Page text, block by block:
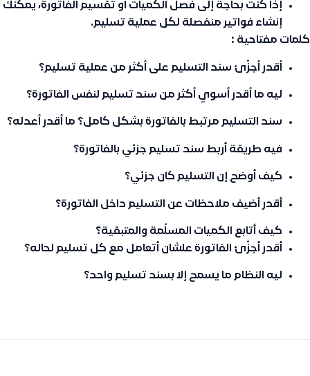
إذا كنت بحاجة إلى فصل الكميات أو تقسيم الفاتورة، يمكنك
إنشاء فواتير منفصلة لكل عملية تسليم.
كلمات مفتاحية :
أقدر أجزّئ سند التسليم على أكثر من عملية تسليم؟
ليه ما أقدر أسوي أكثر من سند تسليم لنفس الفاتورة؟
سند التسليم مرتبط بالفاتورة بشكل كامل؟ ما أقدر أعدله؟
فيه طريقة أربط سند تسليم جزئي بالفاتورة؟
كيف أوضح إن التسليم كان جزئي؟
أقدر أضيف ملاحظات عن التسليم داخل الفاتورة؟
كيف أتابع الكميات المسلّمة والمتبقية؟
أقدر أجزّئ الفاتورة علشان أتعامل مع كل تسليم لحاله؟
ليه النظام ما يسمح إلا بسند تسليم واحد؟